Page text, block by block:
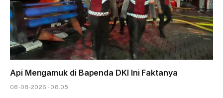
Api Mengamuk di Bapenda DKI Ini Faktanya
08-08-2026 - 08.05